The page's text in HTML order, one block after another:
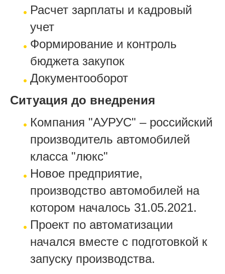
Расчет зарплаты и кадровый
учет
Формирование и контроль
бюджета закупок
Документооборот
Ситуация до внедрения
Компания "АУРУС" – российский
производитель автомобилей
класса "люкс"
Новое предприятие,
производство автомобилей на
котором началось 31.05.2021.
Проект по автоматизации
начался вместе с подготовкой к
запуску производства.